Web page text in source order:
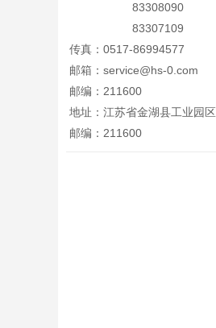
83308090
83307109
传真：0517-86994577
邮箱： service@hs-0.com
邮编：211600
地址：江苏省金湖县工业园区
邮编：211600